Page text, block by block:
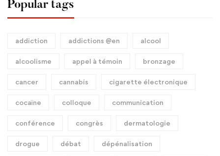
Popular tags
addiction addictions @en alcool
alcoolisme appel à témoin bronzage
cancer cannabis cigarette électronique
cocaïne colloque communication
conférence congrès dermatologie
drogue débat dépénalisation